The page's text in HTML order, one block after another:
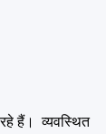
रहे हैं। व्यवस्थित